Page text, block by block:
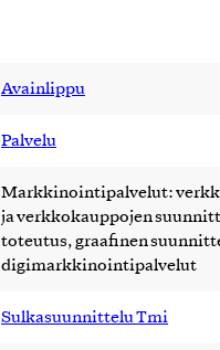
Avainlippu
Palvelu
Markkinointipalvelut:
ja verkkokauppojen
toteutus, graafinen
digimarkkinointipalvelut
Sulkasuunnittelu Tmi